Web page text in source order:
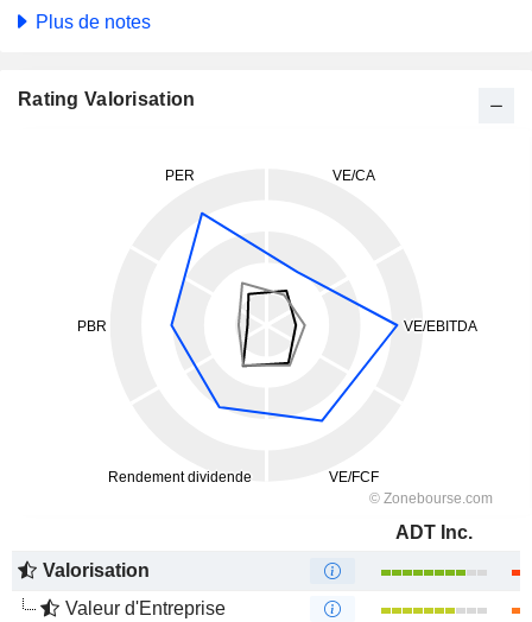
Plus de notes
Rating Valorisation
ADT Inc.
Valorisation
Valeur d'Entreprise